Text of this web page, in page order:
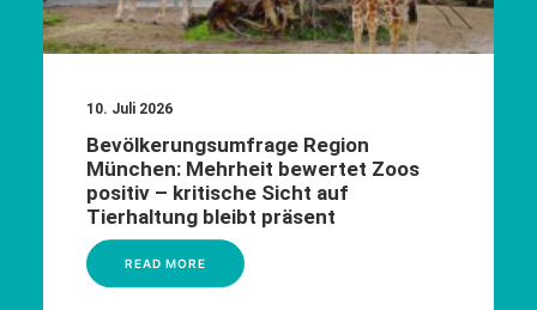
10. Juli 2026
Bevölkerungsumfrage Region
München: Mehrheit bewertet Zoos
positiv – kritische Sicht auf
Tierhaltung bleibt präsent
READ MORE